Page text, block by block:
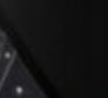
CHOEUR DE FESTIVITÉS